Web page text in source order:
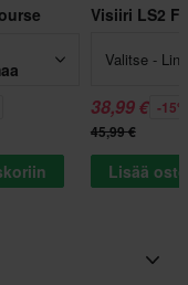
Visiiri LS2
Valitse -
38,99 € -15%
45,99 €
Lisää